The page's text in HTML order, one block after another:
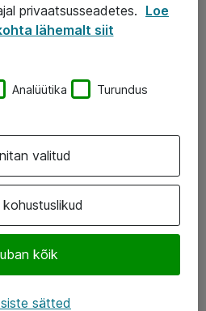
Tallinn
privaatsusseadetes. Loe
lähemalt siit
Analüütika Turundus
kohustuslikud
kõik
valitud
sätted